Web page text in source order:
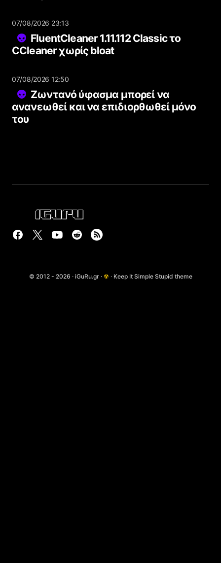
07/08/2026 23:13
FluentCleaner 1.11.112 Classic το
CCleaner χωρίς bloat
07/08/2026 12:50
Ζωντανό ύφασμα μπορεί να
ανανεωθεί και να επιδιορθωθεί μόνο
του
© 2012 - 2026 · iGuRu.gr · ☢ · Keep It Simple Stupid theme